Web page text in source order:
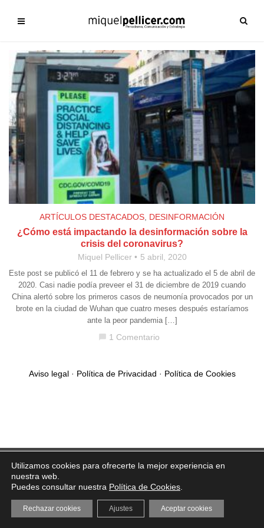
ARTÍCULOS DESTACADOS, DESINFORMACIÓN
¿Cómo está impactando la desinformación sobre la
crisis del coronavirus?
Miquel Pellicer 5 abril, 2020
Este post se publicó el 11 de febrero y se ha actualizado el 5 de abril de
2020. Casi nadie podía preveer el 31 de diciembre de 2019 cuando
China alertó sobre los primeros casos de neumonía provocados por un
brote en la ciudad de Wuhan que cuatro meses después estaríamos
ante la peor pandemia […]
chat_bubble 1 Comentario
Aviso legal· Política de Privacidad · Política de Cookies
Utilizamos cookies para ofrecerte la mejor experiencia en
nuestra web.
Puedes consultar nuestra Política de Cookies
Aceptar cookies
Rechazar cookies Ajustes